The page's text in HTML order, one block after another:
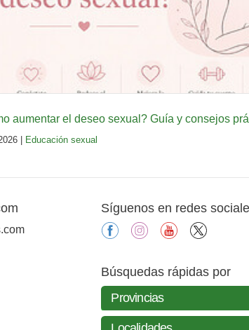
aumentar el deseo sexual? Guía y consejos
| Educación sexual
Síguenos en redes
facebookinstagramyoutube
Búsquedas rápidas por